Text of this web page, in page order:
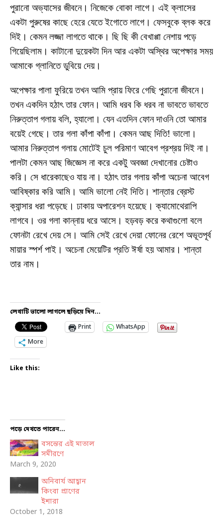
পুরানো অভ্যাসের জীবনে। নিজেকে বোকা লাগে। এই ক্লাসের
একটা পুরুষের কাছে হেরে যেতে ইগোতে লাগে। ফেসবুকে ব্লক করে
দিই। কেমন লজ্জা লাগতে থাকে। ছি ছি কী বেখাপ্পা নেশায় পড়ে
গিয়েছিলাম। কাটানো দুয়েকটা দিন আর একটা অস্থির অপেক্ষার সময়
আমাকে গ্লানিতে ডুবিয়ে দেয়।
অপেক্ষার পালা ফুরিয়ে তখন আমি প্রায় ফিরে গেছি পুরানো জীবনে।
তখন একদিন হঠাৎ তার ফোন। আমি ধরব কি ধরব না ভাবতে ভাবতে
নিরুত্তাপ গলায় বলি, হ্যালো। যেন এতদিন ফোন দাওনি তো আমার
বয়েই গেছে। তার গলা কাঁপা কাঁপা। কেমন আছ দিতি! ভালো।
আমার নিরুত্তাপ গলায় মোটেই চুল পরিমাণ আবেগ প্রশ্রয় দিই না।
পালটা কেমন আছ জিজ্ঞেস না করে একটু অবজ্ঞা দেখানোর চেষ্টাও
করি। সে ধারেকাছেও যায় না। হঠাৎ তার গলায় কাঁপা অচেনা আবেগ
আবিষ্কার করি আমি। আমি ভালো নেই দিতি। শান্তার ব্রেস্ট
ক্যান্সার ধরা পড়েছে। ঢাকায় অপারেশন হয়েছে। ক্যামোথেরাপি
লাগবে। ওর গলা কান্নায় ধরে আসে। হড়বড় করে কথাগুলো বলে
ফোনটা রেখে দেয় সে। আমি সেই রেখে দেয়া ফোনের রেশে অভূতপূর্ব
মায়ার স্পর্শ পাই। অচেনা মেয়েটির প্রতি ঈর্ষা হয় আমার। শান্তা
তার নাম।
লেখাটি ভালো লাগলে ছড়িয়ে দিন...
Print
WhatsApp
More
Like this:
পড়ে দেখতে পারেন...
বসন্তের এই মাতাল
সমীরণে
March 9, 2020
অনিবার্য আহ্বান
কিংবা প্রাণের
ইশারা
October 1, 2018